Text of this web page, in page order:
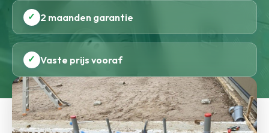
✓ 2 maanden garantie
✓ Vaste prijs vooraf